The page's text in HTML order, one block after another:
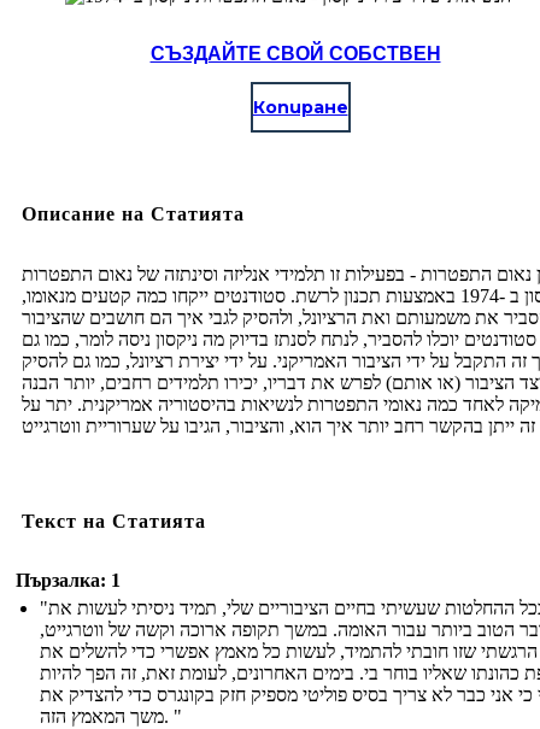
СЪЗДАЙТЕ СВОЙ СОБСТВЕН
Копиране
Описание на Статията
נאום התפטרות - בפעילות זו תלמידי אנליזה וסינתזה של נאום התפטרות
ניקסון ב -1974 באמצעות תכנון לרשת. סטודנטים ייקחו כמה קטעים מנאומו,
את משמעותם ואת הרציונל, ולהסיק לגבי איך הם חושבים שהציבור
סטודנטים יוכלו להסביר, לנתח לסנתז בדיוק מה ניקסון ניסה לומר, כמו גם
זה התקבל על ידי הציבור האמריקני. על ידי יצירת רציונל, כמו גם להסיק
הציבור (או אותם) לפרש את דבריו, יכירו תלמידים רחבים, יותר הבנה
לאחד כמה נאומי התפטרות לנשיאות בהיסטוריה אמריקנית. יתר על
Текст на Статията
Пързалка: 1
"בכל ההחלטות שעשיתי בחיים הציבוריים שלי, תמיד ניסיתי לעשות את
הטוב ביותר עבור האומה. במשך תקופה ארוכה וקשה של ווטרגייט,
הרגשתי שזו חובתי להתמיד, לעשות כל מאמץ אפשרי כדי להשלים את
כהונתו שאליו בוחר בי. בימים האחרונים, לעומת זאת, זה הפך להיות
כי אני כבר לא צריך בסיס פוליטי מספיק חזק בקונגרס כדי להצדיק את
משך המאמץ הזה. "